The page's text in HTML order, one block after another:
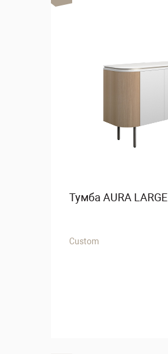
Тумба AURA LARGE
Custom